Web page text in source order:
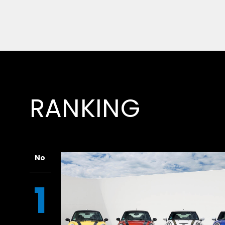
RANKING
No
1